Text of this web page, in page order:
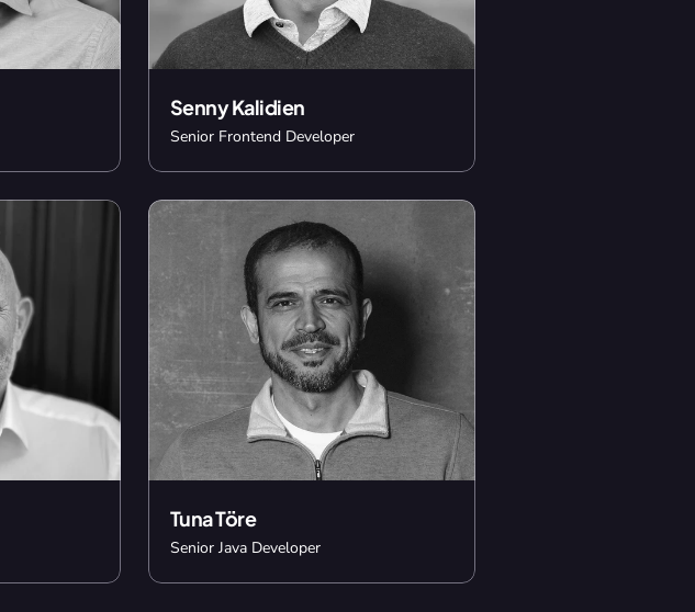
Senny Kalidien
Senior Frontend Developer
Tuna Töre
Senior Java Developer